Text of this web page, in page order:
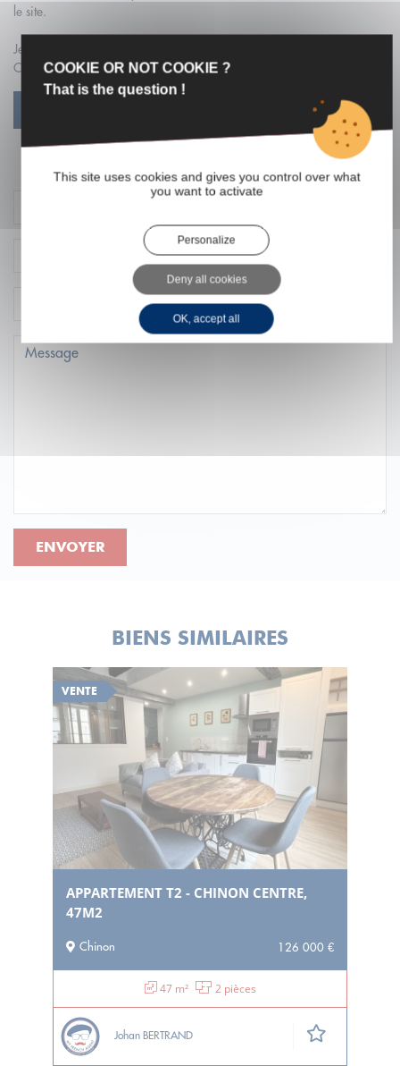
le site.
Je suis à votre disposition pour la bonne réalisation de votre projet !
Contactez moi !
ENVOYER
BIENS SIMILAIRES
VENTE
APPARTEMENT T2 - CHINON CENTRE,
47M2
Chinon 126 000 €
47 m² 2 pièces
Johan BERTRAND
COOKIE OR NOT COOKIE ?
That is the question !
This site uses cookies and gives you control over what
you want to activate
Personalize
Deny all cookies
OK, accept all